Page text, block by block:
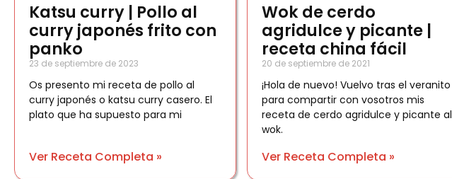
Katsu curry | Pollo al
curry japonés frito con
panko
23 de septiembre de 2023
Os presento mi receta de pollo al
curry japonés o katsu curry casero. El
plato que ha supuesto para mi
Ver Receta Completa »
Wok de cerdo
agridulce y picante |
receta china fácil
20 de septiembre de 2021
¡Hola de nuevo! Vuelvo tras el veranito
para compartir con vosotros mis
receta de cerdo agridulce y picante al
wok.
Ver Receta Completa »